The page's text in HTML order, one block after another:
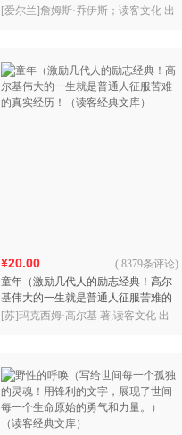
读 原创精美插画 《都柏林日报》拉页
[爱尔兰]詹姆斯·乔伊斯；读客文化 出
¥20.00
童年（激励几代人的励志经典！高尔
基伟大的一生就是普通人征服苦难的
真实经历！（读客经典文库）
( 8379条评论)
[苏]玛克西姆·高尔基 著;读客文化 出